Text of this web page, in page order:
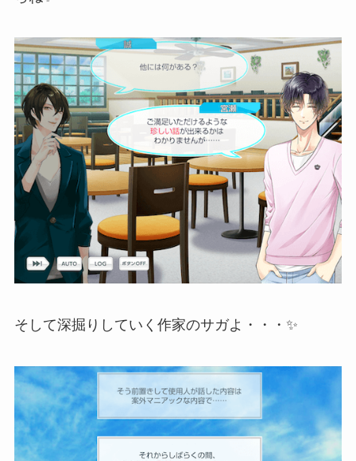
そして深掘りしていく作家のサガよ・・・✨